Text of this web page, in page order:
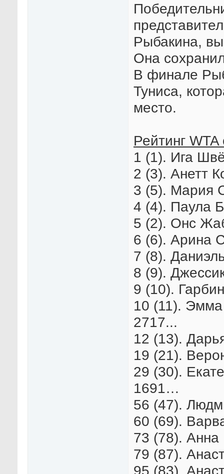
Рыбакина,
Она
В финале
Туниса,
место.
Рейтинг
1 (1). Ига
2 (3). Анетт
3 (5). Мария
4 (4). Паула
5 (2). Онс
6 (6). Арина
7 (8).
8 (9).
9 (10).
10 (11). Эмма
2717...
12 (13).
19 (21).
29 (30).
1691…
56 (47).
60 (69).
73 (78). Анна
79 (87).
95 (83).